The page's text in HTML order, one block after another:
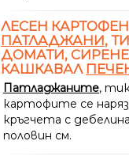
ЛЕСЕН
ПАТЛАДЖАНИ,
ДОМАТИ,
КАШКАВАЛ
Патладжаните,
картофите се
кръгчета с
половин см.